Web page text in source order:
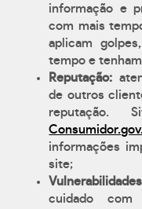
informação e
com mais
aplicam
tempo e
Reputação:
de outros
reputação.
informações
site;
cuidado com